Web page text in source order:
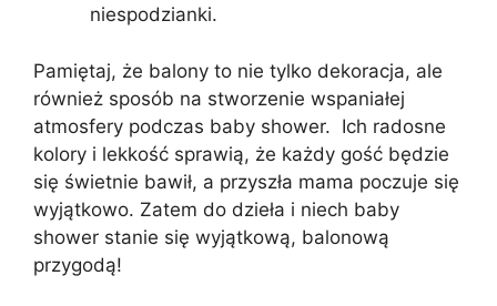
niespodzianki.
Pamiętaj, że balony to nie tylko dekoracja, ale
również sposób na stworzenie wspaniałej
atmosfery podczas baby shower. Ich radosne
kolory i lekkość sprawią, że każdy gość będzie
się świetnie bawił, a przyszła mama poczuje się
wyjątkowo. Zatem do dzieła i niech baby
shower stanie się wyjątkową, balonową
przygodą!